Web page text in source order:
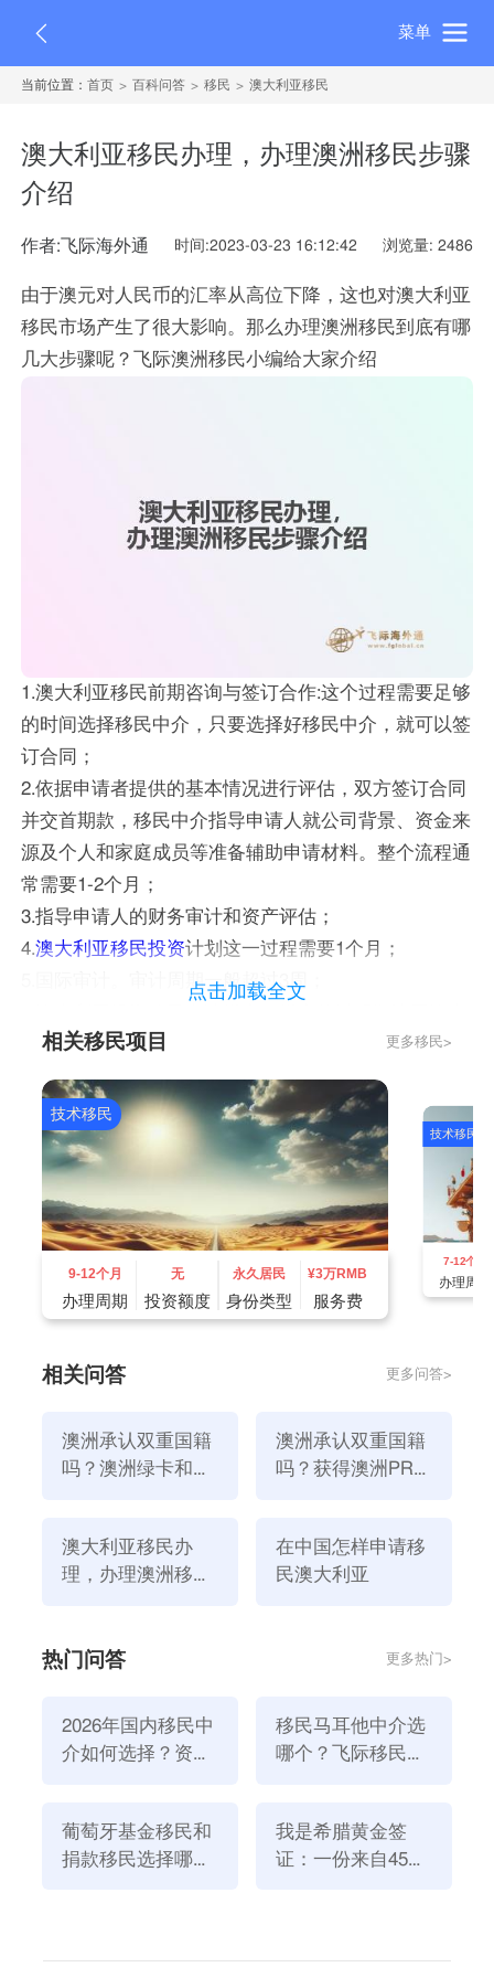
菜单
当前位置：首页 百科问答 移民 澳大利亚移民
澳大利亚移民办理，办理澳洲移民步骤
介绍
作者:飞际海外通 时间:2023-03-23 16:12:42 浏览量: 2486
由于澳元对人民币的汇率从高位下降，这也对澳大利亚
移民市场产生了很大影响。那么办理澳洲移民到底有哪
几大步骤呢？飞际澳洲移民小编给大家介绍
1.澳大利亚移民前期咨询与签订合作:这个过程需要足够
的时间选择移民中介，只要选择好移民中介，就可以签
订合同；
2.依据申请者提供的基本情况进行评估，双方签订合同
并交首期款，移民中介指导申请人就公司背景、资金来
源及个人和家庭成员等准备辅助申请材料。整个流程通
常需要1-2个月；
3.指导申请人的财务审计和资产评估；
4.澳大利亚移民投资计划这一过程需要1个月；
5.国际审计。审计周期一般超过3周；
利亚移民局的工作量不允许具体时间，可能需要三五个
月或半年；
7.澳大利亚移民局面试。这一步说明之前的工作比较成
功，面试过程需要很长时间，大概需要10-12个月；1.
中介公司与移民局保持联系，协调申请人的申请，跟踪
申请进展。2.获得面试通知，交付第二笔款项。3.指导
申请人面试。4.获得签证并交付第三笔款项；
8.体检并支付英语培训费用。这个过程需要的时间比较
少，一般一个月左右；
大利亚投资移民签证了；
证申请文件。2.等待审核阶段。3.获得澳大利亚投资移
民永久居留签证。
民步骤介绍”的相关介绍，可供你移民参考。如果你想
澳洲移民政策问题，欢迎咨询飞际海外通客服哦~
点击加载全文
相关移民项目 更多移民>
技术移民
9-12个月
办理周期
无
投资额度
永久居民
身份类型
¥3万RMB
服务费
技术移民
7-12个月
办理周期
相关问答 更多问答>
澳洲承认双重国籍
吗？澳洲绿卡和国
澳洲承认双重国籍
吗？获得澳洲PR有
澳大利亚移民办
理，办理澳洲移民
在中国怎样申请移
民澳大利亚
热门问答 更多热门>
2026年国内移民中
介如何选择？资
移民马耳他中介选
哪个？飞际移民是
葡萄牙基金移民和
捐款移民选择哪个
我是希腊黄金签
证：一份来自45亿